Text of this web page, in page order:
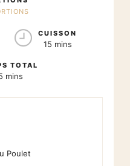
CUISSON
15 mins
TOTAL
mins
Poulet